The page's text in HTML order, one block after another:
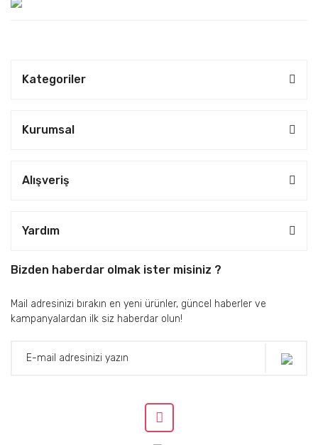
Kategoriler
Kurumsal
Alışveriş
Yardım
Bizden haberdar olmak ister misiniz ?
Mail adresinizi bırakın en yeni ürünler, güncel haberler ve
kampanyalardan ilk siz haberdar olun!